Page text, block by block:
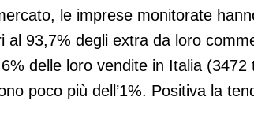
le imprese monitorate
al 93,7% degli extra da loro
delle loro vendite in Italia
poco più dell’1%. Positiva la